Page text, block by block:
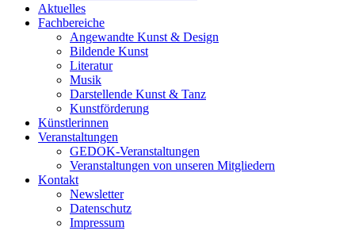
Aktuelles
Fachbereiche
Angewandte Kunst & Design
Bildende Kunst
Literatur
Musik
Darstellende Kunst & Tanz
Kunstförderung
Künstlerinnen
Veranstaltungen
GEDOK-Veranstaltungen
Veranstaltungen von unseren Mitgliedern
Kontakt
Newsletter
Datenschutz
Impressum